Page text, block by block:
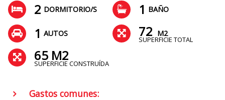
2 DORMITORIO/S 1 BAÑO
1 AUTOS 72 M2
SUPERFICIE TOTAL
65 M2
SUPERFICIE CONSTRUÍDA
Gastos comunes: